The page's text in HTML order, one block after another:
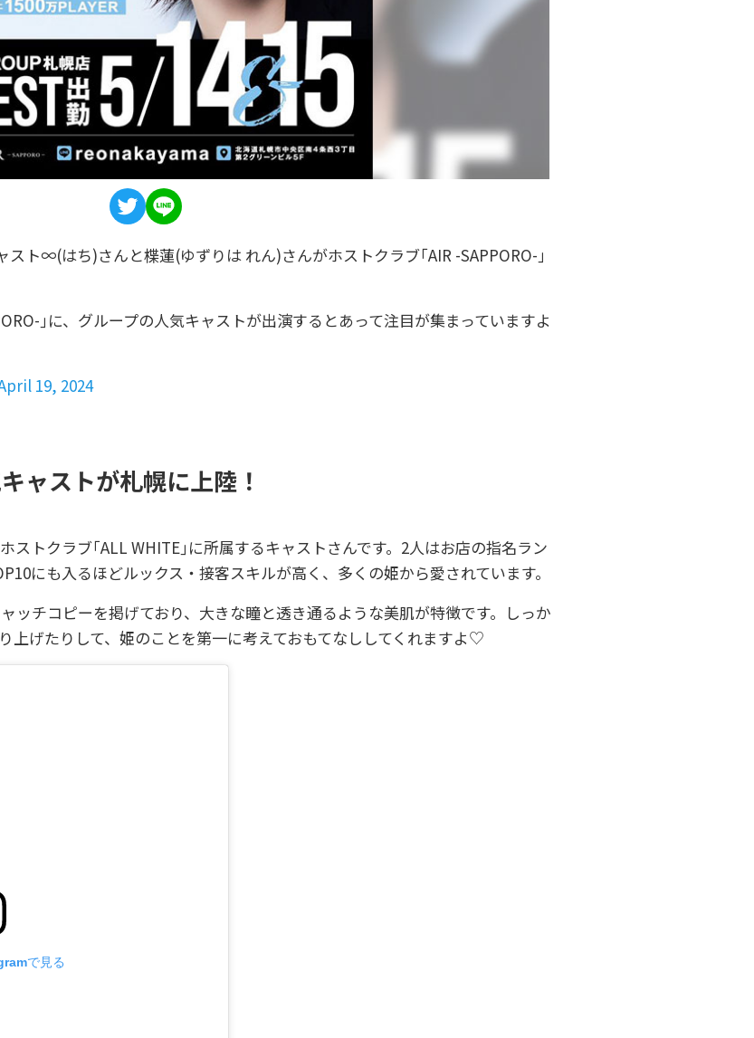
スト∞(はち)さんと楪蓮(ゆずりは れん)さんがホストクラブ｢AIR -SAPPORO-｣
｣に、グループの人気キャストが出演するとあって注目が集まっていますよ
19, 2024
ャストが札幌に上陸！
トクラブ｢ALL WHITE｣に所属するキャストさんです。2人はお店の指名ラン
にも入るほどルックス・接客スキルが高く、多くの姫から愛されています。
ッチコピーを掲げており、大きな瞳と透き通るような美肌が特徴です。しっか
上げたりして、姫のことを第一に考えておもてなししてくれますよ♡
で見る